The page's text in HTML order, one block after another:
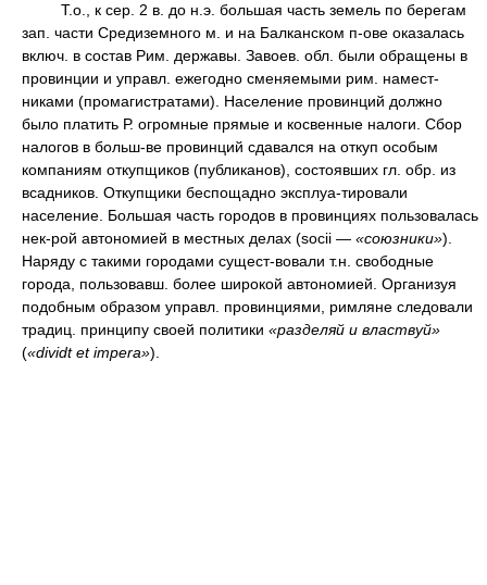
Т.о., к сер. 2 в. до н.э. большая часть земель по берегам
зап. части Средиземного м. и на Балканском п-ове оказалась
включ. в состав Рим. державы. Завоев. обл. были обращены в
провинции и управл. ежегодно сменяемыми рим. намест-
никами (промагистратами). Население провинций должно
было платить Р. огромные прямые и косвенные налоги. Сбор
налогов в больш-ве провинций сдавался на откуп особым
компаниям откупщиков (публиканов), состоявших гл. обр. из
всадников. Откупщики беспощадно эксплуа-тировали
население. Большая часть городов в провинциях пользовалась
нек-рой автономией в местных делах (socii — «союзники»).
Наряду с такими городами сущест-вовали т.н. свободные
города, пользовавш. более широкой автономией. Организуя
подобным образом управл. провинциями, римляне следовали
традиц. принципу своей политики «разделяй и властвуй»
(«dividt et impera»).